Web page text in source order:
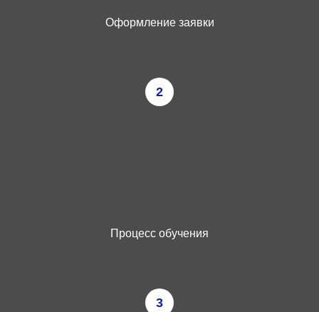
Оформление заявки
2
Процесс обучения
3